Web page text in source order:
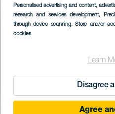
Personalised advertising and content,
research and services development,
through device scanning, Store and/or
cookies
Learn
Disagree
Agree
Imagen
Listado